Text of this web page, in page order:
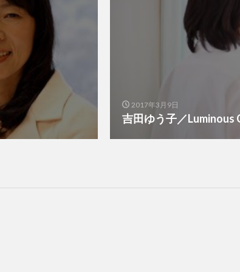
2017年3月9日
吉田ゆう子／Luminous